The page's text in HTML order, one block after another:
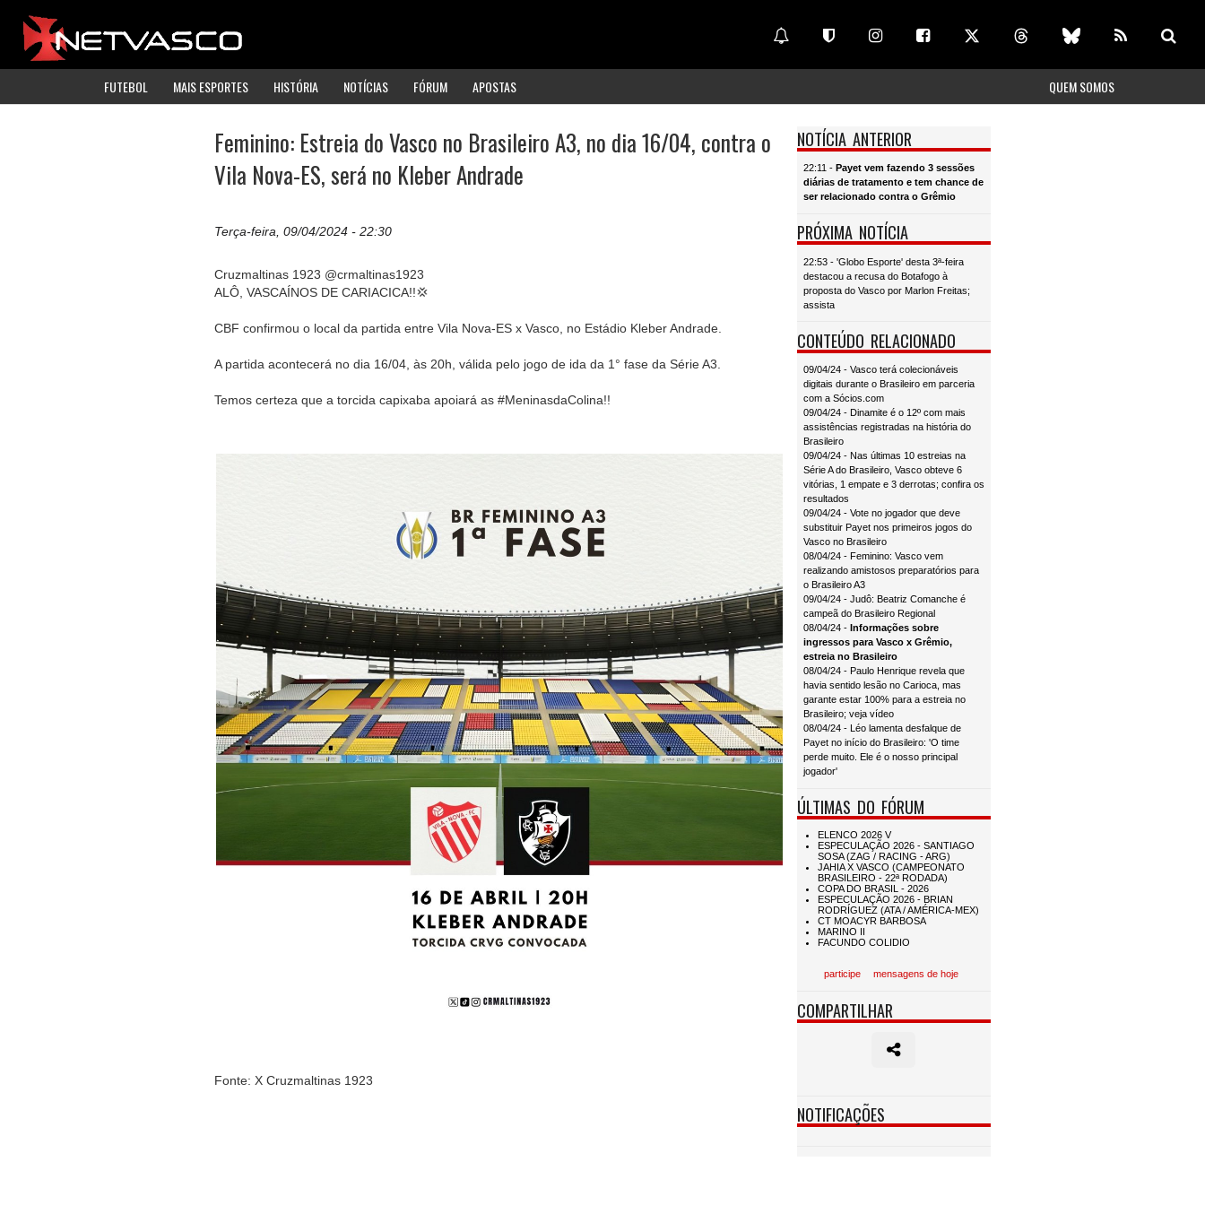
FUTEBOL MAIS ESPORTES HISTÓRIA NOTÍCIAS FÓRUM APOSTAS QUEM SOMOS
Feminino: Estreia do Vasco no Brasileiro A3, no dia 16/04, contra o
Vila Nova-ES, será no Kleber Andrade
Terça-feira, 09/04/2024 - 22:30
Cruzmaltinas 1923 @crmaltinas1923
ALÔ, VASCAÍNOS DE CARIACICA!!💢
CBF confirmou o local da partida entre Vila Nova-ES x Vasco, no Estádio Kleber Andrade.
A partida acontecerá no dia 16/04, às 20h, válida pelo jogo de ida da 1° fase da Série A3.
Temos certeza que a torcida capixaba apoiará as #MeninasdaColina!!
Fonte: X Cruzmaltinas 1923
NOTÍCIA ANTERIOR
22:11 - Payet vem fazendo 3 sessões
diárias de tratamento e tem chance de
ser relacionado contra o Grêmio
PRÓXIMA NOTÍCIA
22:53 - 'Globo Esporte' desta 3ª-feira
destacou a recusa do Botafogo à
proposta do Vasco por Marlon Freitas;
assista
CONTEÚDO RELACIONADO
09/04/24 - Vasco terá colecionáveis
digitais durante o Brasileiro em parceria
com a Sócios.com
09/04/24 - Dinamite é o 12º com mais
assistências registradas na história do
Brasileiro
09/04/24 - Nas últimas 10 estreias na
Série A do Brasileiro, Vasco obteve 6
vitórias, 1 empate e 3 derrotas; confira os
resultados
09/04/24 - Vote no jogador que deve
substituir Payet nos primeiros jogos do
Vasco no Brasileiro
08/04/24 - Feminino: Vasco vem
realizando amistosos preparatórios para
o Brasileiro A3
09/04/24 - Judô: Beatriz Comanche é
campeã do Brasileiro Regional
08/04/24 - Informações sobre
ingressos para Vasco x Grêmio,
estreia no Brasileiro
08/04/24 - Paulo Henrique revela que
havia sentido lesão no Carioca, mas
garante estar 100% para a estreia no
Brasileiro; veja vídeo
08/04/24 - Léo lamenta desfalque de
Payet no início do Brasileiro: 'O time
perde muito. Ele é o nosso principal
jogador'
ÚLTIMAS DO FÓRUM
participe mensagens de hoje
COMPARTILHAR
NOTIFICAÇÕES